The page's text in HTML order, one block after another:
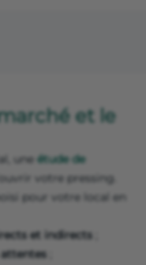
et le
une étude de
votre pressing.
pour votre local en
et indirects